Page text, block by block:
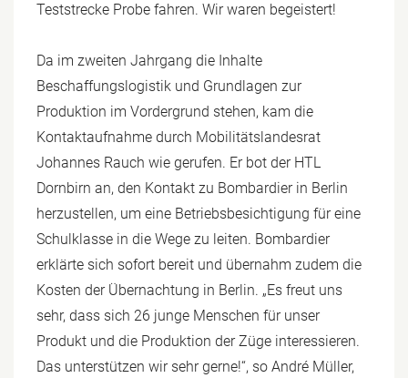
Teststrecke Probe fahren. Wir waren begeistert!
Da im zweiten Jahrgang die Inhalte
Beschaffungslogistik und Grundlagen zur
Produktion im Vordergrund stehen, kam die
Kontaktaufnahme durch Mobilitätslandesrat
Johannes Rauch wie gerufen. Er bot der HTL
Dornbirn an, den Kontakt zu Bombardier in Berlin
herzustellen, um eine Betriebsbesichtigung für eine
Schulklasse in die Wege zu leiten. Bombardier
erklärte sich sofort bereit und übernahm zudem die
Kosten der Übernachtung in Berlin. „Es freut uns
sehr, dass sich 26 junge Menschen für unser
Produkt und die Produktion der Züge interessieren.
Das unterstützen wir sehr gerne!“, so André Müller,